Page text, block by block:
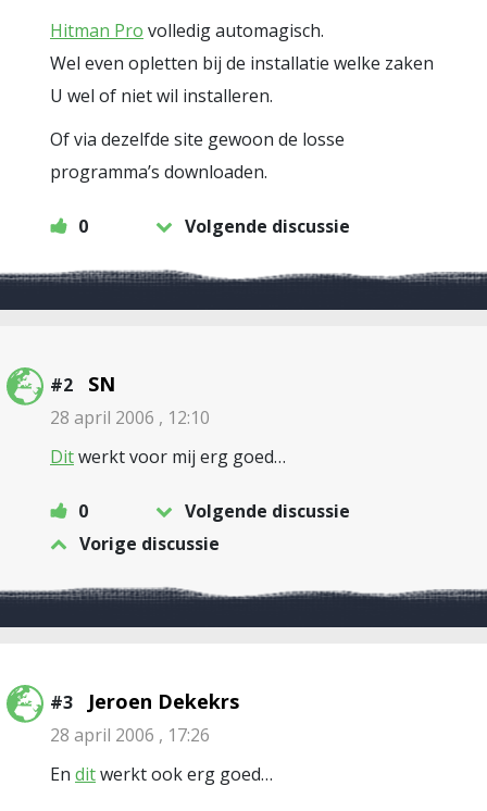
Hitman Pro volledig automagisch.
Wel even opletten bij de installatie welke zaken
U wel of niet wil installeren.
Of via dezelfde site gewoon de losse
programma’s downloaden.
0 Volgende discussie
#2 SN
28 april 2006 , 12:10
Ditwerkt voor mij erg goed…
0
Volgende discussie
Vorige discussie
#3 Jeroen Dekekrs
28 april 2006 , 17:26
En ditwerkt ook erg goed…